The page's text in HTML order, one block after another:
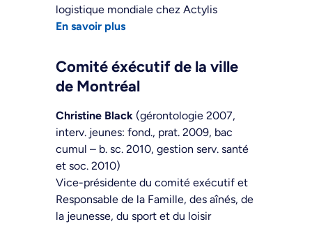
logistique mondiale chez Actylis
En savoir plus
Comité éxécutif de la ville
de Montréal
Christine Black (gérontologie 2007,
interv. jeunes: fond., prat. 2009, bac
cumul – b. sc. 2010, gestion serv. santé
et soc. 2010)
Vice-présidente du comité exécutif et
Responsable de la Famille, des aînés, de
la jeunesse, du sport et du loisir